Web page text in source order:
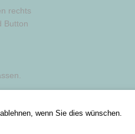
rechts
Button
wenn Sie dies wünschen.